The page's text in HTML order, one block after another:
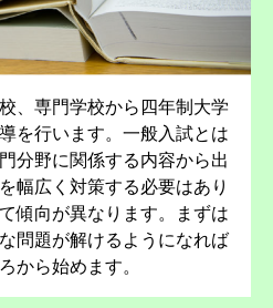
、専門学校から四年制大学
を行います。一般入試とは
分野に関係する内容から出
幅広く対策する必要はあり
傾向が異なります。まずは
問題が解けるようになれば
から始めます。